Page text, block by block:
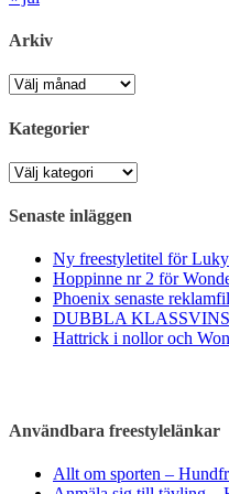
Arkiv
Arkiv
Kategorier
Kategorier
Senaste inläggen
Ny freestyletitel för
Hoppinne nr 2 för
Phoenix senaste
DUBBLA
Hattrick i nollor och
Användbara freestylelänkar
Allt om sporten –